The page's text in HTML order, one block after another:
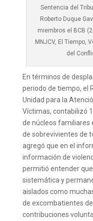
Sentencia del
Roberto Duque
miembros el BCB
MNJCV, El Tiempo,
del
En términos de
periodo de tiempo, el
Unidad para la
Víctimas, contabilizó
de núcleos familiares
de sobrevivientes de
agregó que en el
información de
permitió entender
sistemática y
aislados como
de excombatientes
contribuciones